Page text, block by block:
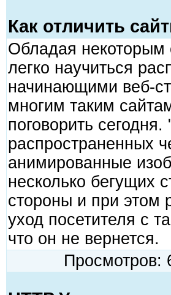
Как отличить
Обладая
легко научиться
начинающими веб-
многим таким
поговорить
распространенных
анимированные
несколько бегущих
стороны и при этом
уход посетителя с
что он не вернется.
Просмотров: